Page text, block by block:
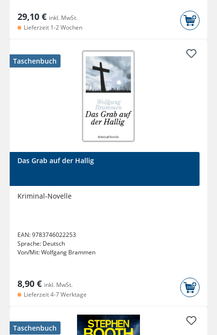
29,10 € inkl. MwSt.
Lieferzeit 1-2 Wochen
Taschenbuch
Das Grab auf der Hallig
Kriminal-Novelle
EAN:9783746022253
Sprache: Deutsch
Von/Mit:Wolfgang Brammen
8,90 € inkl. MwSt.
Lieferzeit 4-7 Werktage
Taschenbuch